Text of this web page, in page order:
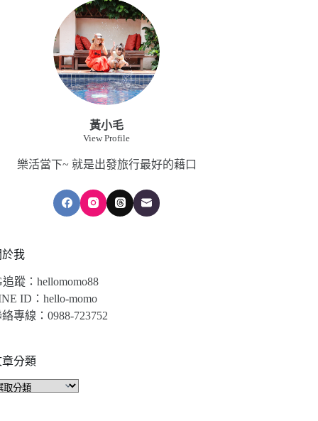
黃小毛
View Profile
樂活當下~ 就是出發旅行最好的藉口
於我
追蹤：hellomomo88
ID：hello-momo
專線：0988-723752
分類